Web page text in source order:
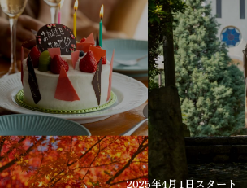
2025年4月1日スタート